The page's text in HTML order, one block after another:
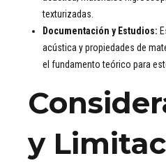
texturizadas.
Documentación y Estudios:
acústica y propiedades de
el fundamento teórico para
y